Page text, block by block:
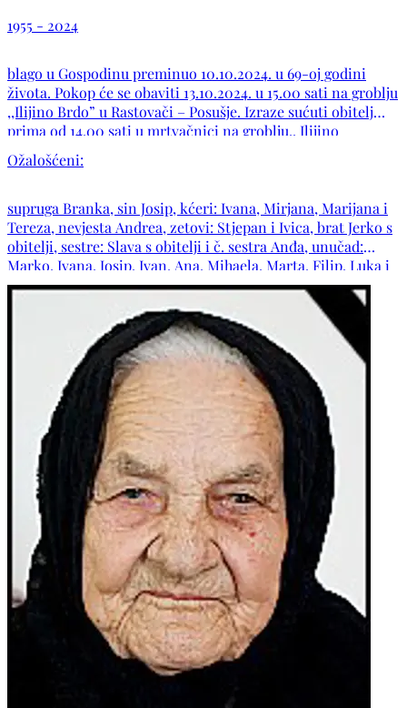
1955 - 2024
blago u Gospodinu preminuo 10.10.2024. u 69-oj godini
života. Pokop će se obaviti 13.10.2024. u 15.00 sati na groblju
,,Ilijino Brdo” u Rastovači – Posušje. Izraze sućuti obitelj
prima od 14.00 sati u mrtvačnici na groblju,, Ilijino
Brdo”.POČIVAO U MIRU BOŽJEM!
Ožalošćeni:
supruga Branka, sin Josip, kćeri: Ivana, Mirjana, Marijana i
Tereza, nevjesta Andrea, zetovi: Stjepan i Ivica, brat Jerko s
obitelji, sestre: Slava s obitelji i č. sestra Anđa, unučad:
Marko, Ivana, Josip, Ivan, Ana, Mihaela, Marta, Filip, Luka i
Karlo, obitelji: Milićević, Bašić, Zovko, Iličić, Ripić, Begić,
Bešlić, Bakula, Hrkać te ostala rodbina i prijatelji.